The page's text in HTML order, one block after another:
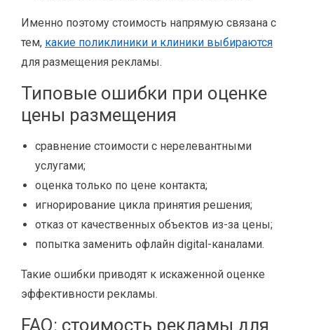
Именно поэтому стоимость напрямую связана с
тем, какие поликлиники и клиники выбираются
для размещения рекламы.
Типовые ошибки при оценке
цены размещения
сравнение стоимости с нерелевантными
услугами;
оценка только по цене контакта;
игнорирование цикла принятия решения;
отказ от качественных объектов из-за цены;
попытка заменить офлайн digital-каналами.
Такие ошибки приводят к искаженной оценке
эффективности рекламы.
FAQ: стоимость рекламы для